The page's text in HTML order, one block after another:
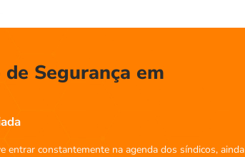
Segurança em
entrar constantemente na agenda dos síndicos, ainda